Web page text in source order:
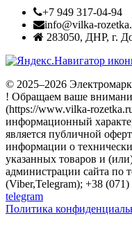
+7 949 317-04-94
info@vilka-
283050, ДНР, г.
© 2025–2026
! Обращаем ваше
(https://www.vilka-
информационный
является публичной
информации о
указанных товаров и
администрации сайта по
(Viber,Telegram); +38
telegram
Политика